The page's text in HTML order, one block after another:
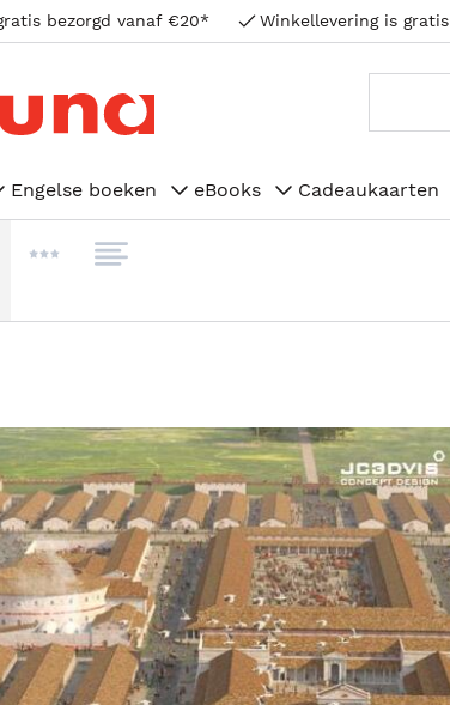
bezorgd vanaf €20* Winkellevering is gratis
Engelse boeken eBooks Cadeaukaarten